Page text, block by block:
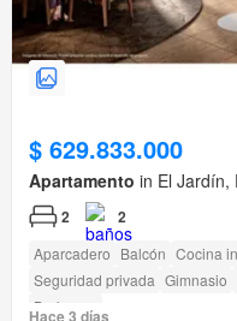
$ 629.833.000
Apartamento in El Jardín,
2 2
Aparcadero Balcón Cocina
Seguridad privada Gimnasio
Barbecue
Hace 3 días